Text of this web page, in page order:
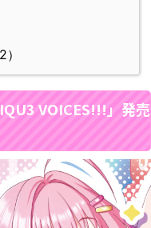
VOICES!!!」発売